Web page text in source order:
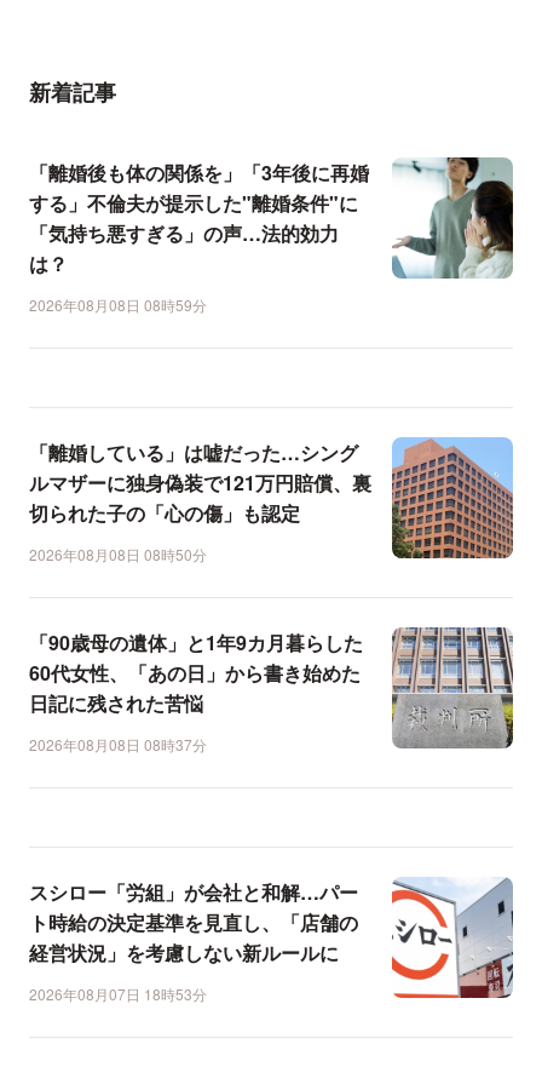
新着記事
「離婚後も体の関係を」「3年後に再婚
する」不倫夫が提示した"離婚条件"に
「気持ち悪すぎる」の声…法的効力
は？
2026年08月08日 08時59分
「離婚している」は嘘だった…シング
ルマザーに独身偽装で121万円賠償、裏
切られた子の「心の傷」も認定
2026年08月08日 08時50分
「90歳母の遺体」と1年9カ月暮らした
60代女性、「あの日」から書き始めた
日記に残された苦悩
2026年08月08日 08時37分
スシロー「労組」が会社と和解…パー
ト時給の決定基準を見直し、「店舗の
経営状況」を考慮しない新ルールに
2026年08月07日 18時53分